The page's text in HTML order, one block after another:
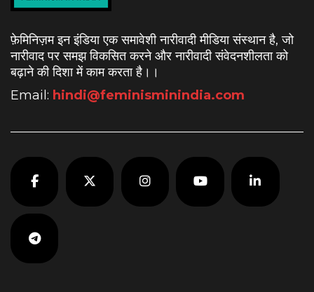
फ़ेमिनिज़म इन इंडिया एक समावेशी नारीवादी मीडिया संस्थान है, जो
नारीवाद पर समझ विकसित करने और नारीवादी संवेदनशीलता को
बढ़ाने की दिशा में काम करता है। ।
Email: hindi@feminisminindia.com